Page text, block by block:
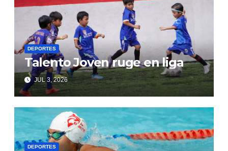
DEPORTES
Talento Joven ruge en liga
JUL 3, 2026
DEPORTES